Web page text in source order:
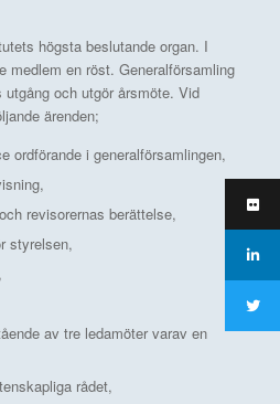
högsta beslutande organ. I
medlem en röst. Generalförsamling
och utgör årsmöte. Vid
ärenden;
ordförande i generalförsamlingen,
revisorernas berättelse,
styrelsen,
av tre ledamöter varav en
rådet,